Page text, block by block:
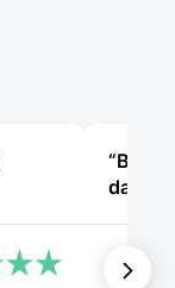
dagen
Heidi